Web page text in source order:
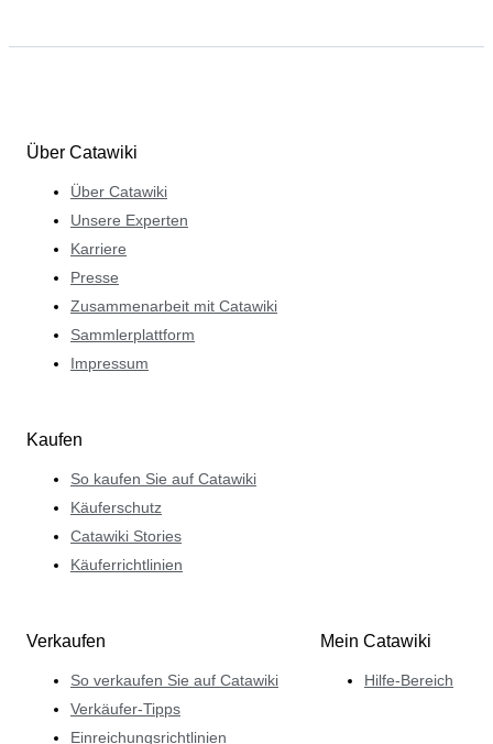
Über Catawiki
Über Catawiki
Unsere Experten
Karriere
Presse
Zusammenarbeit mit Catawiki
Sammlerplattform
Impressum
Kaufen
So kaufen Sie auf Catawiki
Käuferschutz
Catawiki Stories
Käuferrichtlinien
Verkaufen
So verkaufen Sie auf Catawiki
Verkäufer-Tipps
Einreichungsrichtlinien
Mein Catawiki
Hilfe-Bereich